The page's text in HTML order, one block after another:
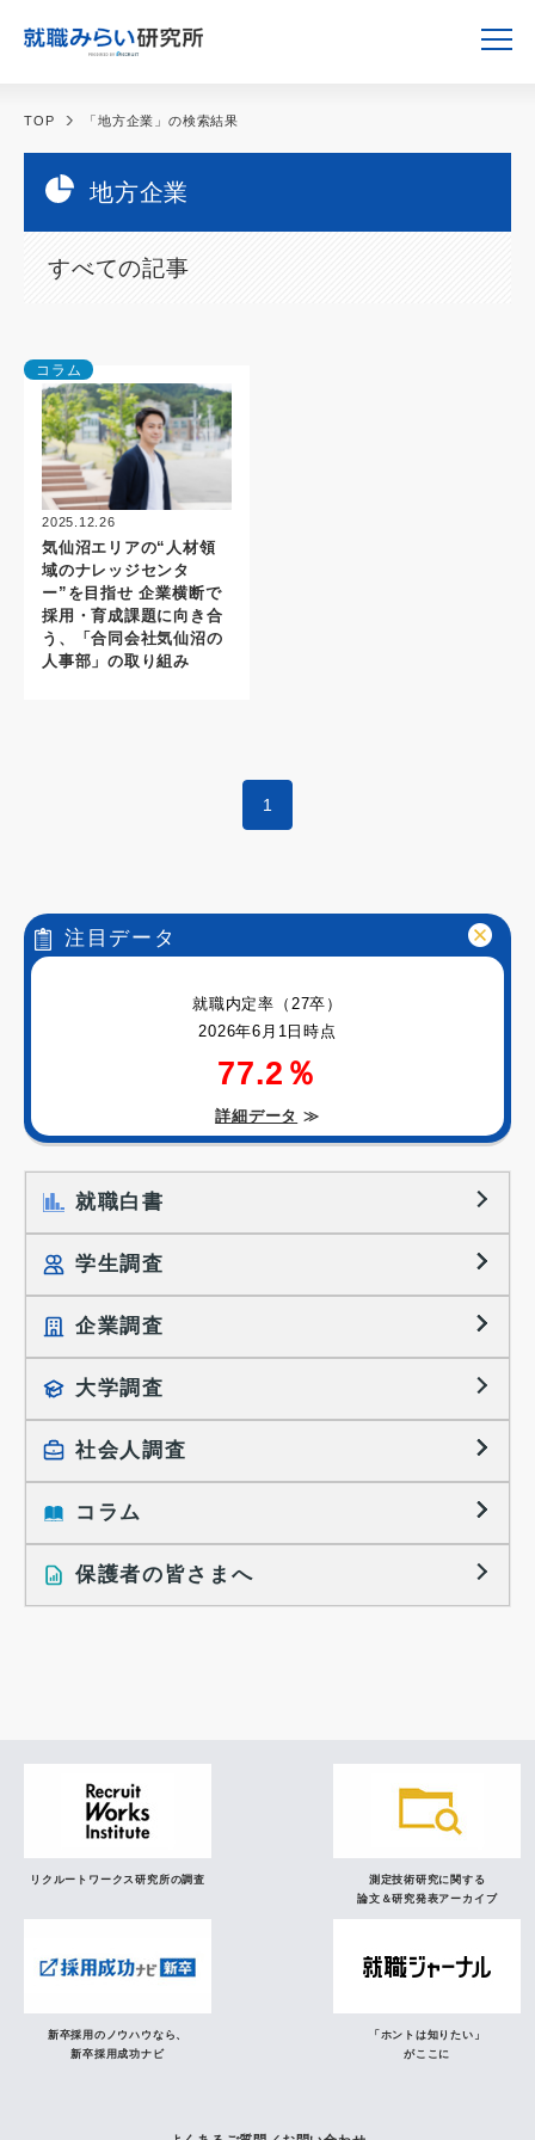
TOP 「地方企業」の検索結果
地方企業
すべての記事
コラム
2025.12.26
気仙沼エリアの“人材領
域のナレッジセンタ
ー”を目指せ 企業横断で
採用・育成課題に向き合
う、「合同会社気仙沼の
人事部」の取り組み
1
注目データ
就職内定率（27卒）
2026年6月1日時点
77.2％
詳細データ ≫
就職白書
学生調査
就職プロセス調査
就職活動TOPICS
大学生の実態調査
働きたい組織の特徴
大学生の地域間移動レポート
就職活動に関するレポート
企業調査
採用に関する調査
採用活動に関するレポート
大学調査
社会人調査
就職活動と入社後の就業
就業レディネス研究
コラム
インタビュー記事
保護者の皆さまへ
リクルートワークス研究所の調査
測定技術研究に関する
論文＆研究発表アーカイブ
新卒採用のノウハウなら、
新卒採用成功ナビ
「ホントは知りたい」
がここに